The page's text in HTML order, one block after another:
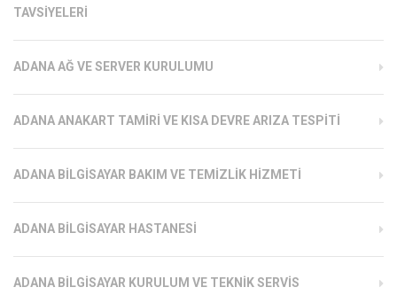
TAVSIYELERI
ADANA AĞ VE SERVER KURULUMU
ADANA ANAKART TAMIRI VE KISA DEVRE ARIZA TESPITI
ADANA BILGISAYAR BAKIM VE TEMIZLIK HIZMETI
ADANA BILGISAYAR HASTANESI
ADANA BILGISAYAR KURULUM VE TEKNIK SERVIS